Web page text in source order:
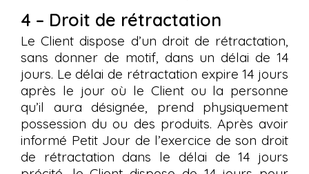
4 – Droit de rétractation
Le Client dispose d’un droit de rétractation,
sans donner de motif, dans un délai de 14
jours. Le délai de rétractation expire 14 jours
après le jour où le Client ou la personne
qu’il aura désignée, prend physiquement
possession du ou des produits. Après avoir
informé Petit Jour de l’exercice de son droit
de rétractation dans le délai de 14 jours